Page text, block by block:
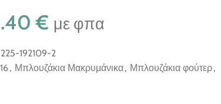
€ με φπα
225-192109-2
, Μπλουζάκια Μακρυμάνικα, Μπλουζάκια φούτερ,